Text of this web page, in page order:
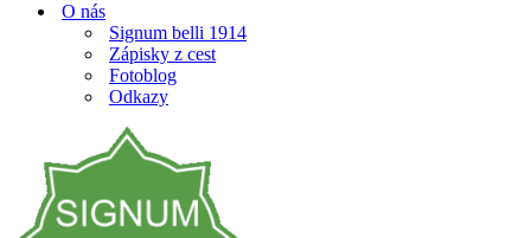
O nás
Signum belli 1914
Zápisky z cest
Fotoblog
Odkazy